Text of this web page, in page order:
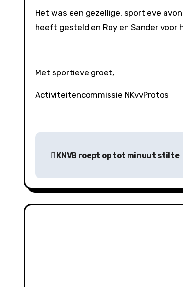
Het was een gezellige, sportieve
heeft gesteld en Roy en Sander voor
Met sportieve groet,
Activiteitencommissie NKvvProtos
B
r
i
KNVB roept op tot minuut stilte